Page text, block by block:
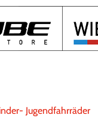
Jugendfahrräder